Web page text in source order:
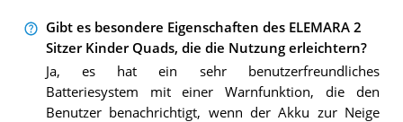
Gibt es besondere Eigenschaften des ELEMARA 2
Sitzer Kinder Quads, die die Nutzung erleichtern?
Ja, es hat ein sehr benutzerfreundliches
Batteriesystem mit einer Warnfunktion, die den
Benutzer benachrichtigt, wenn der Akku zur Neige